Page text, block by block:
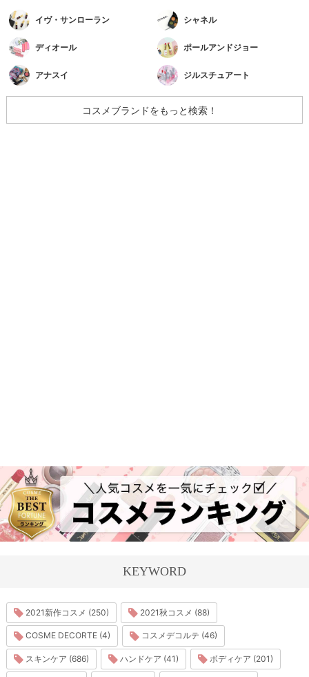
イヴ・サンローラン シャネル
ディオール ポールアンドジョー
アナスイ ジルスチュアート
コスメブランドをもっと検索！
KEYWORD
2021新作コスメ (250) 2021秋コスメ (88)
COSME DECORTE (4) コスメデコルテ (46)
スキンケア (686) ハンドケア (41) ボディケア (201)